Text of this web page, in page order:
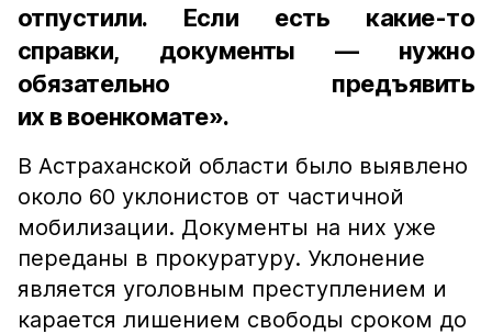
отпустили. Если есть какие-то
справки, документы — нужно
обязательно предъявить
их в военкомате».
В Астраханской области было выявлено
около 60 уклонистов от частичной
мобилизации. Документы на них уже
переданы в прокуратуру. Уклонение
является уголовным преступлением и
карается лишением свободы сроком до